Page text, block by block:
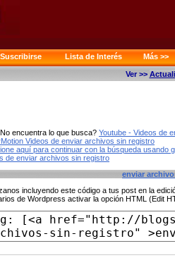
Suscribirse Lista de Interés
Más >>
Ver >>
encuentra lo que busca? Youtube - Videos de
Videos de enviar archivos sin registro
aquí para continuar con la búsqueda usando
de enviar archivos sin registro
enviar
incluyendo este código a tus post en la
de Wordpress activar la opción HTML (Edit